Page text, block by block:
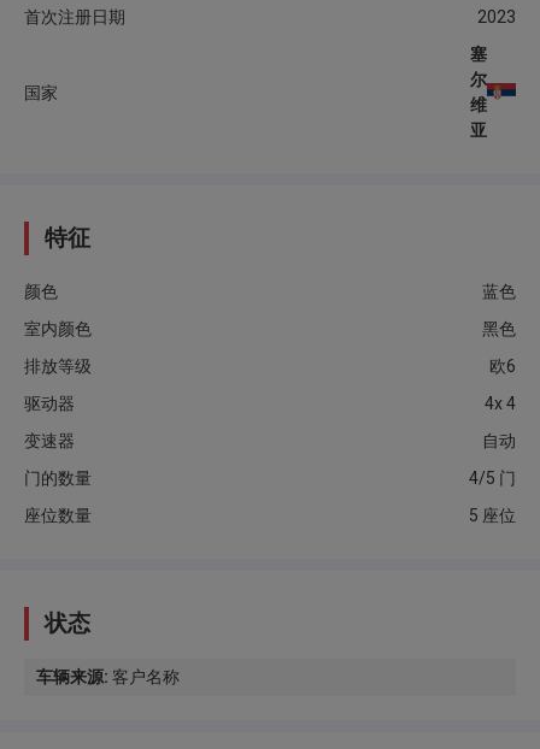
首次注册日期
2023
国家
塞
尔
维
亚
特征
颜色
蓝色
室内颜色
黑色
排放等级
欧6
驱动器
4x 4
变速器
自动
门的数量
4/5 门
座位数量
5 座位
状态
车辆来源: 客户名称